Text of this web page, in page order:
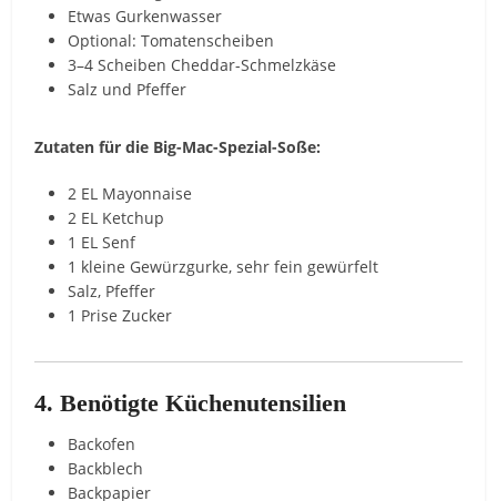
Etwas Gurkenwasser
Optional: Tomatenscheiben
3–4 Scheiben Cheddar-Schmelzkäse
Salz und Pfeffer
Zutaten für die Big-Mac-Spezial-Soße:
2 EL Mayonnaise
2 EL Ketchup
1 EL Senf
1 kleine Gewürzgurke, sehr fein gewürfelt
Salz, Pfeffer
1 Prise Zucker
4. Benötigte Küchenutensilien
Backofen
Backblech
Backpapier